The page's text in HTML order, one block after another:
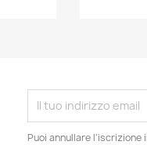
Puoi annullare l'iscrizione